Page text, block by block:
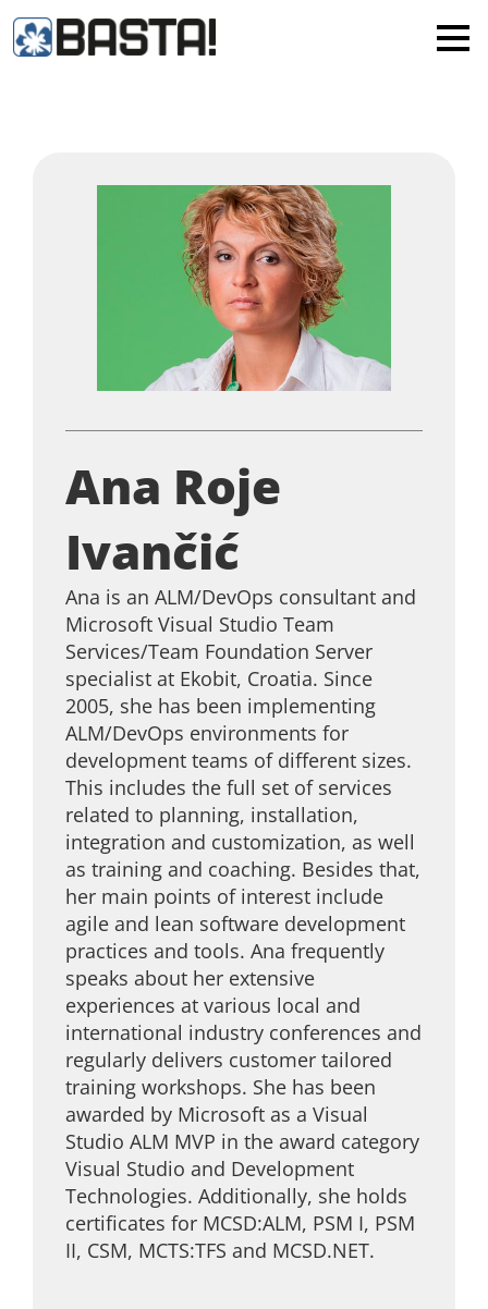
Ana Roje
Ivančić
Ana is an ALM/DevOps consultant and
Microsoft Visual Studio Team
Services/Team Foundation Server
specialist at Ekobit, Croatia. Since
2005, she has been implementing
ALM/DevOps environments for
development teams of different sizes.
This includes the full set of services
related to planning, installation,
integration and customization, as well
as training and coaching. Besides that,
her main points of interest include
agile and lean software development
practices and tools. Ana frequently
speaks about her extensive
experiences at various local and
international industry conferences and
regularly delivers customer tailored
training workshops. She has been
awarded by Microsoft as a Visual
Studio ALM MVP in the award category
Visual Studio and Development
Technologies. Additionally, she holds
certificates for MCSD:ALM, PSM I, PSM
II, CSM, MCTS:TFS and MCSD.NET.
MAINZ
Alle